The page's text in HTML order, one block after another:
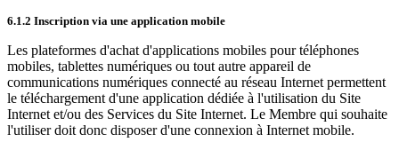
6.1.2 Inscription via une application mobile
Les plateformes d'achat d'applications mobiles pour téléphones
mobiles, tablettes numériques ou tout autre appareil de
communications numériques connecté au réseau Internet permettent
le téléchargement d'une application dédiée à l'utilisation du Site
Internet et/ou des Services du Site Internet. Le Membre qui souhaite
l'utiliser doit donc disposer d'une connexion à Internet mobile.